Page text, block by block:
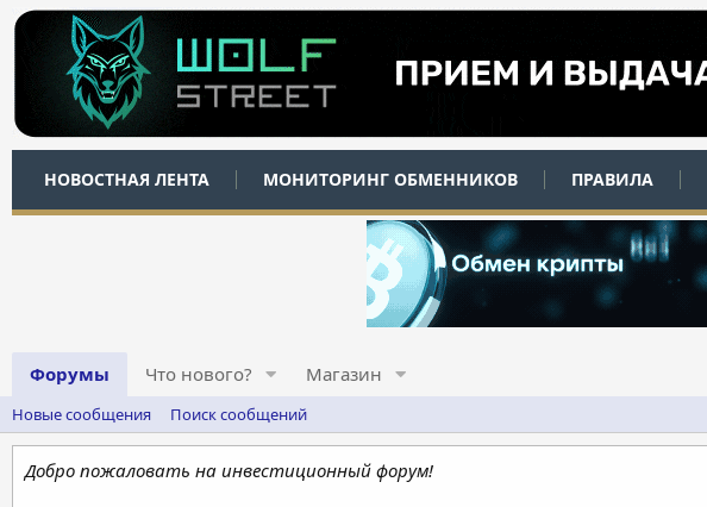
НОВОСТНАЯ ЛЕНТА МОНИТОРИНГ ОБМЕННИКОВ ПРАВИЛА
Форумы Что нового? Магазин
Новые сообщения Поиск сообщений
Добро пожаловать на инвестиционный форум!